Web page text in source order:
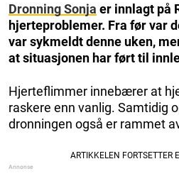
Dronning Sonja er innlagt på
hjerteproblemer. Fra før var
var sykmeldt denne uken,
at situasjonen har ført til
Hjerteflimmer innebærer at
raskere enn vanlig. Samtidig
dronningen også er rammet